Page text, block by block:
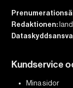
Redaktionen:
Kundservice
Mina sidor